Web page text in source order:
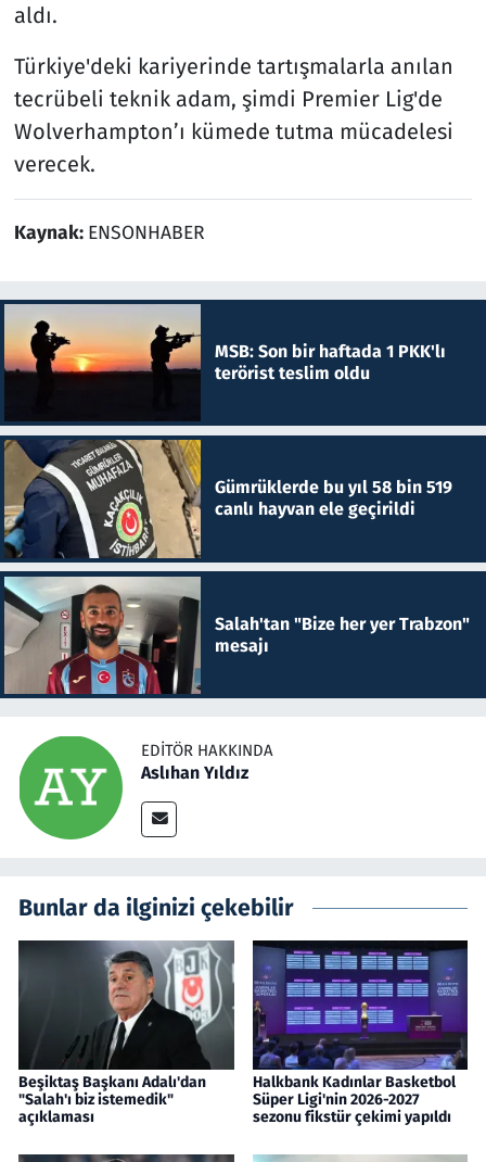
aldı.
Türkiye'deki kariyerinde tartışmalarla anılan
tecrübeli teknik adam, şimdi Premier Lig'de
Wolverhampton’ı kümede tutma mücadelesi
verecek.
Kaynak: ENSONHABER
MSB: Son bir haftada 1 PKK'lı
terörist teslim oldu
Gümrüklerde bu yıl 58 bin 519
canlı hayvan ele geçirildi
Salah'tan "Bize her yer Trabzon"
mesajı
EDITÖR HAKKINDA
Aslıhan Yıldız
Bunlar da ilginizi çekebilir
Beşiktaş Başkanı Adalı'dan
"Salah'ı biz istemedik"
açıklaması
Halkbank Kadınlar Basketbol
Süper Ligi'nin 2026-2027
sezonu fikstür çekimi yapıldı